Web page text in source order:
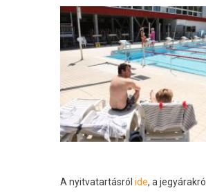
A nyitvatartásról ide, a jegyárakról